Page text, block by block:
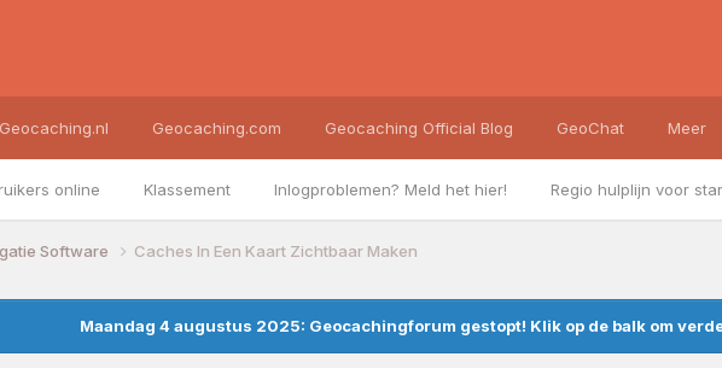
online Klassement Inlogproblemen? Meld het hier! Regio hulplijn voor
Geocaching.nl Geocaching.com Geocaching Official Blog GeoChat Meer
Software Caches In Een Kaart Zichtbaar Maken
Maandag 4 augustus 2025: Geocachingforum gestopt! Klik op de balk om